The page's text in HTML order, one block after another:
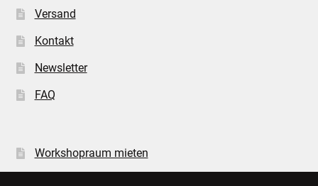
Versand
Kontakt
Newsletter
FAQ
Workshopraum mieten